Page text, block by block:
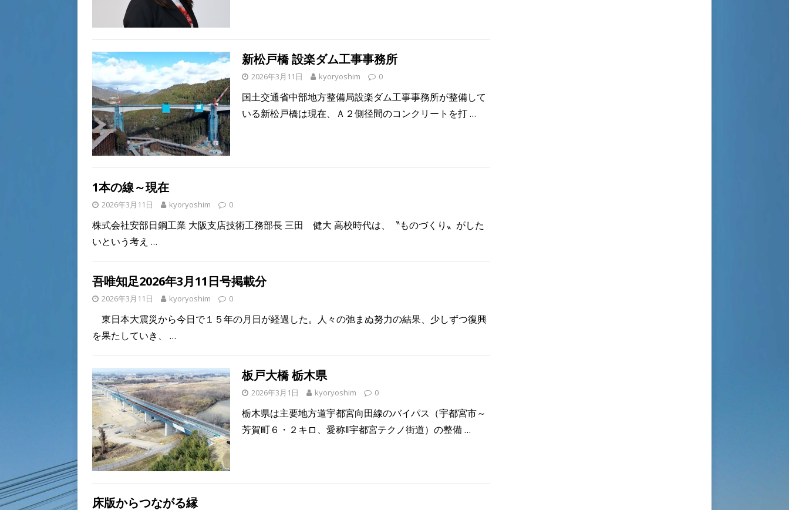
新松戸橋 設楽ダム工事事務所
2026年3月11日 kyoryoshim 0
国土交通省中部地方整備局設楽ダム工事事務所が整備して
いる新松戸橋は現在、Ａ２側径間のコンクリートを打…
1本の線～現在
2026年3月11日 kyoryoshim 0
株式会社安部日鋼工業 大阪支店技術工務部長 三田 健大 高校時代は、〝ものづくり〟がした
いという考え …
吾唯知足2026年3月11日号掲載分
2026年3月11日 kyoryoshim 0
東日本大震災から今日で１５年の月日が経過した。人々の弛まぬ努力の結果、少しずつ復興
を果たしていき、 …
板戸大橋 栃木県
2026年3月1日 kyoryoshim 0
栃木県は主要地方道宇都宮向田線のバイパス（宇都宮市～
芳賀町６・２キロ、愛称‖宇都宮テクノ街道）の整備…
床版からつながる縁